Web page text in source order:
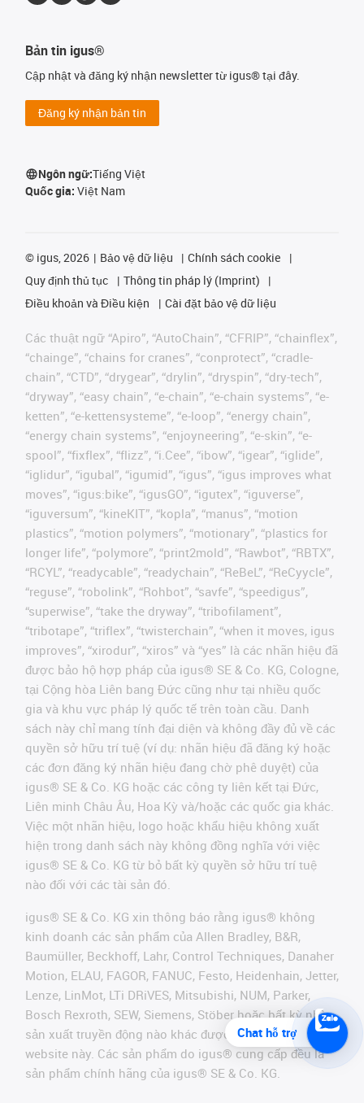
Bản tin igus®
Cập nhật và đăng ký nhận newsletter từ igus® tại đây.
Đăng ký nhận bản tin
Ngôn ngữ:Tiếng Việt
Quốc gia: Việt Nam
© igus, 2026 Bảo vệ dữ liệu
Chính sách cookie
Quy định thủ tục
Thông tin pháp lý (Imprint)
Điều khoản và Điều kiện
Cài đặt bảo vệ dữ liệu
Các thuật ngữ “Apiro”, “AutoChain”, “CFRIP”, “chainflex”,
“chainge”, “chains for cranes”, “conprotect”, “cradle-
chain”, “CTD”, “drygear”, “drylin”, “dryspin”, “dry-tech”,
“dryway”, “easy chain”, “e-chain”, “e-chain systems”, “e-
ketten”, “e-kettensysteme”, “e-loop”, “energy chain”,
“energy chain systems”, “enjoyneering”, “e-skin”, “e-
spool”, “fixflex”, “flizz”, “i.Cee”, “ibow”, “igear”, “iglide”,
“iglidur”, “igubal”, “igumid”, “igus”, “igus improves what
moves”, “igus:bike”, “igusGO”, “igutex”, “iguverse”,
“iguversum”, “kineKIT”, “kopla”, “manus”, “motion
plastics”, “motion polymers”, “motionary”, “plastics for
longer life”, “polymore”, “print2mold”, “Rawbot”, “RBTX”,
“RCYL”, “readycable”, “readychain”, “ReBeL”, “ReCyycle”,
“reguse”, “robolink”, “Rohbot”, “savfe”, “speedigus”,
“superwise”, “take the dryway”, “tribofilament”,
“tribotape”, “triflex”, “twisterchain”, “when it moves, igus
improves”, “xirodur”, “xiros” và “yes” là các nhãn hiệu đã
được bảo hộ hợp pháp của igus® SE & Co. KG, Cologne,
tại Cộng hòa Liên bang Đức cũng như tại nhiều quốc
gia và khu vực pháp lý quốc tế trên toàn cầu. Danh
sách này chỉ mang tính đại diện và không đầy đủ về các
quyền sở hữu trí tuệ (ví dụ: nhãn hiệu đã đăng ký hoặc
các đơn đăng ký nhãn hiệu đang chờ phê duyệt) của
igus® SE & Co. KG hoặc các công ty liên kết tại Đức,
Liên minh Châu Âu, Hoa Kỳ và/hoặc các quốc gia khác.
Việc một nhãn hiệu, logo hoặc khẩu hiệu không xuất
hiện trong danh sách này không đồng nghĩa với việc
igus® SE & Co. KG từ bỏ bất kỳ quyền sở hữu trí tuệ
nào đối với các tài sản đó.
igus® SE & Co. KG xin thông báo rằng igus® không
kinh doanh các sản phẩm của Allen Bradley, B&R,
Baumüller, Beckhoff, Lahr, Control Techniques, Danaher
Motion, ELAU, FAGOR, FANUC, Festo, Heidenhain, Jetter,
Lenze, LinMot, LTi DRiVES, Mitsubishi, NUM, Parker,
Bosch Rexroth, SEW, Siemens, Stöber hoặc bất kỳ nhà
sản xuất truyền động nào khác được đề cập trên
website này. Các sản phẩm do igus® cung cấp đều là
sản phẩm chính hãng của igus® SE & Co. KG.
Chat hỗ trợ